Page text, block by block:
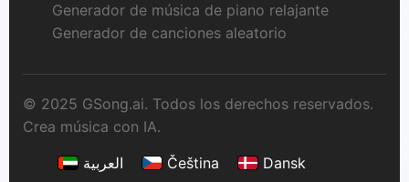
Generador de música de piano relajante
Generador de canciones aleatorio
© 2025 GSong.ai. Todos los derechos reservados.
Crea música con IA.
العربية
Čeština Dansk